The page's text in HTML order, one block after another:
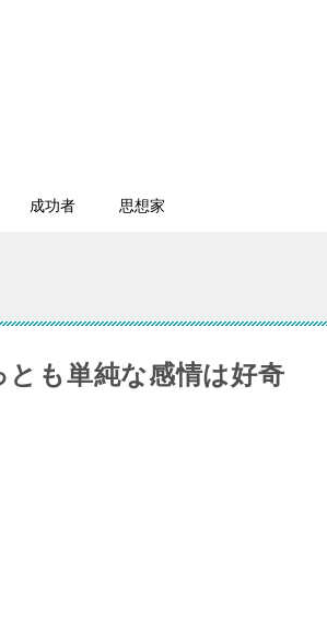
成功者 思想家
も単純な感情は好奇